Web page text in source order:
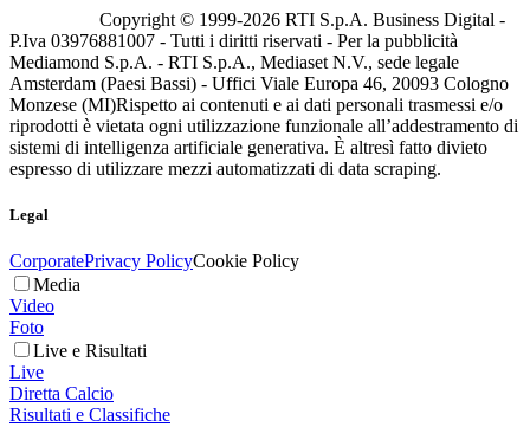
Copyright © 1999-2026 RTI S.p.A. Business Digital -
P.Iva 03976881007 - Tutti i diritti riservati - Per la pubblicità
Mediamond S.p.A. - RTI S.p.A., Mediaset N.V., sede legale
Amsterdam (Paesi Bassi) - Uffici Viale Europa 46, 20093 Cologno
Monzese (MI)Rispetto ai contenuti e ai dati personali trasmessi e/o
riprodotti è vietata ogni utilizzazione funzionale all’addestramento di
sistemi di intelligenza artificiale generativa. È altresì fatto divieto
espresso di utilizzare mezzi automatizzati di data scraping.
Legal
CorporatePrivacy PolicyCookie Policy
Media
Video
Foto
Live e Risultati
Live
Diretta Calcio
Risultati e Classifiche